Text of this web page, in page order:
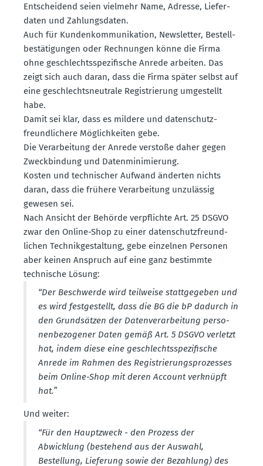
Entscheidend seien vielmehr Name, Adresse, Liefer­
daten und Zahlungs­daten.
Auch für Kunden­kom­mu­ni­kation, Newsletter, Bestell­
be­stä­ti­gungen oder Rechnungen könne die Firma
ohne geschlechts­spe­zi­fische Anrede arbeiten. Das
zeigt sich auch daran, dass die Firma später selbst auf
eine geschlechts­neu­trale Regis­trierung umgestellt
habe.
Damit sei klar, dass es mildere und daten­schutz­
freund­li­chere Möglich­keiten gebe.
Die Verar­beitung der Anrede verstoße daher gegen
Zweck­bindung und Daten­mi­ni­mierung.
Kosten und techni­scher Aufwand änderten nichts
daran, dass die frühere Verar­beitung unzulässig
gewesen sei.
Nach Ansicht der Behörde verpflichte Art. 25 DSGVO
zwar den Online-Shop zu einer daten­schutz­freund­
lichen Technik­ge­staltung, gebe einzelnen Personen
aber keinen Anspruch auf eine ganz bestimmte
technische Lösung:
“Der Beschwerde wird teilweise statt­ge­geben und
es wird festge­stellt, dass die BG die bP dadurch in
den Grund­sätzen der Daten­ver­ar­beitung perso­
nen­be­zo­gener Daten gemäß Art. 5 DSGVO verletzt
hat, indem diese eine geschlechts­spe­zi­fische
Anrede im Rahmen des Regis­trie­rungs­pro­zesses
beim Online-Shop mit deren Account verknüpft
hat.”
Und weiter:
“Für den Haupt­zweck - den Prozess der
Abwicklung (bestehend aus der Auswahl,
Bestellung, Lieferung sowie der Bezahlung) des